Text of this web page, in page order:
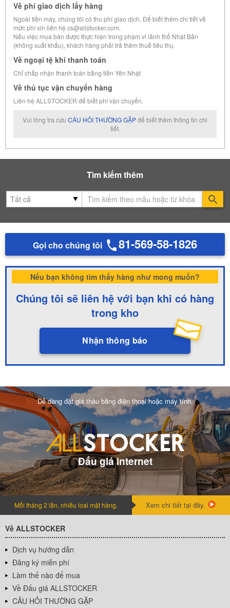
Về phí giao dịch lấy hàng
Ngoài tiền máy, chúng tôi có thu phí giao dịch. Để biết thêm chi tiết về
mức phí xin liên hệ cs@allstocker.com.
Nếu việc mua bán được thực hiện trong phạm vi lãnh thổ Nhật Bản
(không xuất khẩu), khách hàng phải trả thêm thuế tiêu thụ.
Về ngoại tệ khi thanh toán
Chỉ chấp nhận thanh toán bằng tiền Yên Nhật
Về thủ tục vận chuyển hàng
Liên hệ ALLSTOCKER để biết phí vận chuyển.
Vui lòng tra cứu CÂU HỎI THƯỜNG GẶPđể biết thêm thông tin chi
tiết.
Tìm kiếm thêm
Gọi cho chúng tôi 81-569-58-1826
Nếu bạn không tìm thấy hàng như mong muốn?
Chúng tôi sẽ liên hệ với bạn khi có hàng
trong kho
Nhận thông báo
Dễ dàng đặt giá thầu bằng điện thoại hoặc máy tính.
Đấu giá internet
Mỗi tháng 2 lần, nhiều loai mặt hàng. Xem chi tiết tại đây.
Về ALLSTOCKER
Dịch vụ hướng dẫn
Đăng ký miễn phí
Làm thế nào để mua
Về Đấu giá ALLSTOCKER
CÂU HỎI THƯỜNG GẶP